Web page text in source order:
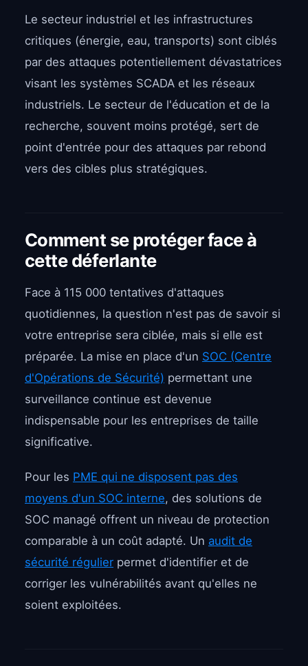
Le secteur industriel et les infrastructures
critiques (énergie, eau, transports) sont ciblés
par des attaques potentiellement dévastatrices
visant les systèmes SCADA et les réseaux
industriels. Le secteur de l'éducation et de la
recherche, souvent moins protégé, sert de
point d'entrée pour des attaques par rebond
vers des cibles plus stratégiques.
Comment se protéger face à
cette déferlante
Face à 115 000 tentatives d'attaques
quotidiennes, la question n'est pas de savoir si
votre entreprise sera ciblée, mais si elle est
préparée. La mise en place d'un SOC (Centre
d'Opérations de Sécurité) permettant une
surveillance continue est devenue
indispensable pour les entreprises de taille
significative.
Pour les PME qui ne disposent pas des
moyens d'un SOC interne, des solutions de
SOC managé offrent un niveau de protection
comparable à un coût adapté. Un audit de
sécurité régulier permet d'identifier et de
corriger les vulnérabilités avant qu'elles ne
soient exploitées.